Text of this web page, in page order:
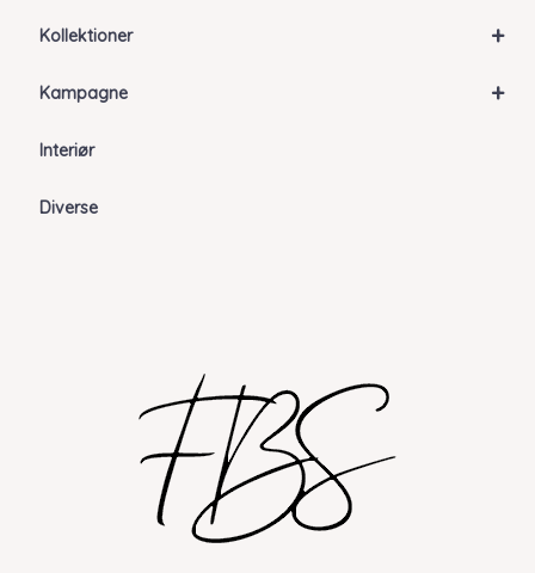
+
Kollektioner
+
Kampagne
Interiør
Diverse